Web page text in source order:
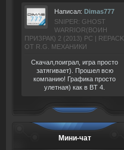
Написал: Dimas777
SNIPER: GHOST
WARRIOR(ВОИН
ПРИЗРАК) 2 (2013) РС | REPACK
ОТ R.G. МЕХАНИКИ
Скачал,поиграл, игра просто
затягивает). Прошел всю
компанию! Графика просто
улетная) как в BT 4.
Мини-чат